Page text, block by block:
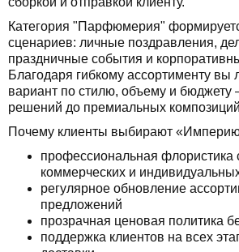
Категория "Парфюмерия"
сценариев: личные поздравления,
праздничные события и
Благодаря гибкому ассортименту вы
вариант по стилю, объему и бюджету
решений до премиальных
Почему клиенты выбирают
профессиональная флористика
коммерческих и
регулярное обновление
предложений
прозрачная ценовая политика
поддержка клиентов на всех